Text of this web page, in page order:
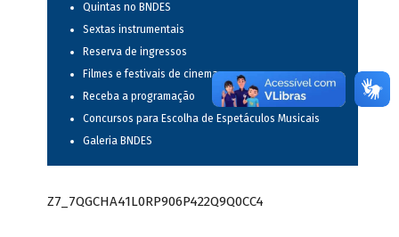
Quintas no BNDES
Sextas instrumentais
Reserva de ingressos
Filmes e festivais de cinema
Receba a programação
Concursos para Escolha de Espetáculos Musicais
Galeria BNDES
Z7_7QGCHA41L0RP906P422Q9Q0CC4